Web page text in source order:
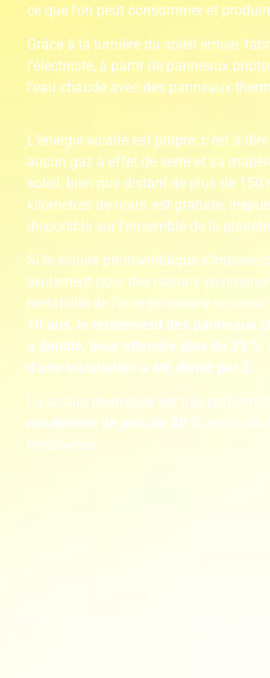
ce que l’on peut consommer et
Grâce à la lumière du soleil émise,
l’électricité, à partir de panneaux
l’eau chaude avec des panneaux
L’énergie solaire est propre, c’est à dire
aucun gaz à effet de serre et sa
soleil, bien que distant de plus de 150
kilomètres de nous, est gratuite,
disponible sur l’ensemble de la
Si le solaire photovoltaïque s’impose,
seulement pour des raisons
rentabilité de l’énergie solaire ne cesse
10 ans, le rendement des panneaux
a doublé, pour attendre plus de 23
d’une installation a été divisé par 3.
Le solaire thermique est très
rendement de plus de 80 %, selon les
employées.